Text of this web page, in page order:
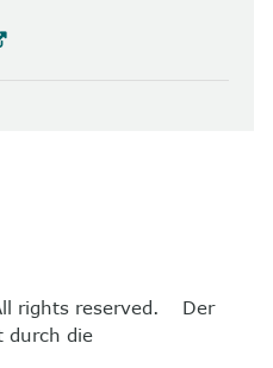
rights reserved. Der
durch die